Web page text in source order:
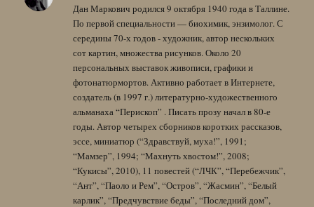
Дан Маркович родился 9 октября 1940 года в Таллине.
По первой специальности — биохимик, энзимолог. С
середины 70-х годов - художник, автор нескольких
сот картин, множества рисунков. Около 20
персональных выставок живописи, графики и
фотонатюрмортов. Активно работает в Интернете,
создатель (в 1997 г.) литературно-художественного
альманаха “Перископ” . Писать прозу начал в 80-е
годы. Автор четырех сборников коротких рассказов,
эссе, миниатюр (“Здравствуй, муха!”, 1991;
“Мамзер”, 1994; “Махнуть хвостом!”, 2008;
“Кукисы”, 2010), 11 повестей (“ЛЧК”, “Перебежчик”,
“Ант”, “Паоло и Рем”, “Остров”, “Жасмин”, “Белый
карлик”, “Предчувствие беды”, “Последний дом”,